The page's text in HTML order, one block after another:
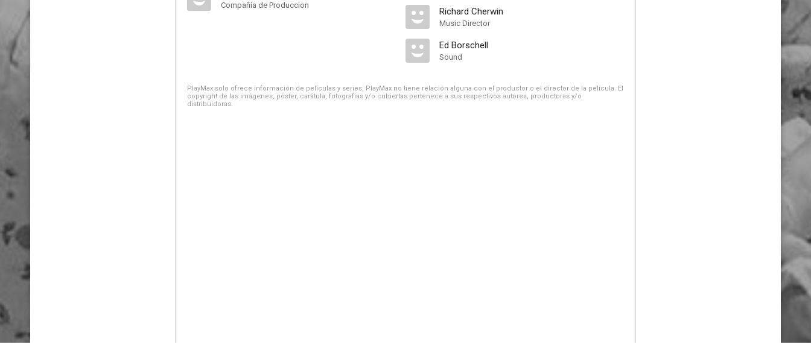
Compañía de Produccion
Richard Cherwin
Music Director
Ed Borschell
Sound
PlayMax solo ofrece información de películas y series, PlayMax no tiene relación alguna con el productor o el director de la película. El
copyright de las imágenes, póster, carátula, fotografías y/o cubiertas pertenece a sus respectivos autores, productoras y/o
distribuidoras.